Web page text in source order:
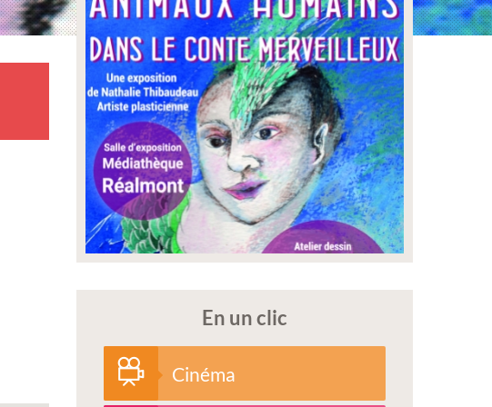
En un clic
Cinéma